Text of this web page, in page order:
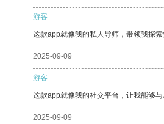
游客
这款app就像我的私人导师，带领我探索
2025-09-09
游客
这款app就像我的社交平台，让我能够与
2025-09-09